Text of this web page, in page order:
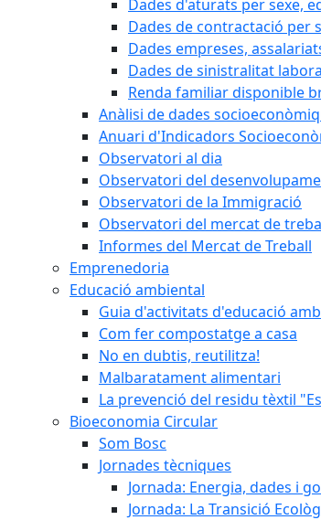
Dades d'aturats per sexe,
Dades de contractació per
Dades empreses,
Dades de sinistralitat
Renda familiar disponible
Anàlisi de dades
Anuari d'Indicadors
Observatori al dia
Observatori del
Observatori de la Immigració
Observatori del mercat de
Informes del Mercat de Treball
Emprenedoria
Educació ambiental
Guia d'activitats d'educació
Com fer compostatge a casa
No en dubtis, reutilitza!
Malbaratament alimentari
La prevenció del residu tèxtil
Bioeconomia Circular
Som Bosc
Jornades tècniques
Jornada: Energia, dades i
Jornada: La Transició